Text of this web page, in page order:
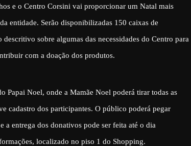
e o Centro Corsini vai proporcionar um Natal mais
entidade. Serão disponibilizadas 150 caixas de
descritivo sobre algumas das necessidades do Centro para
com a doação dos produtos.
Papai Noel, onde a Mamãe Noel poderá tirar todas as
cadastro dos participantes. O público poderá pegar
a entrega dos donativos pode ser feita até o dia
localizado no piso 1 do Shopping.